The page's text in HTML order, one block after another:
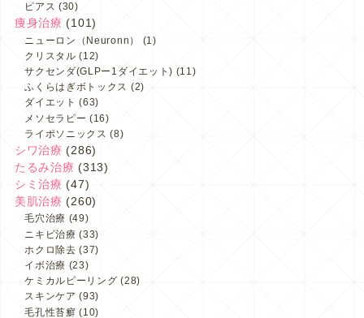
ピアス (30)
痩身治療 (101)
ニューロン（Neuronn）
(1)
クリスタル (12)
サクセンダ(GLPー1ダイエット) (11)
ふくらはぎボトックス (2)
ダイエット (63)
メソセラピー (16)
ライポソニックス (8)
シワ治療 (286)
たるみ治療 (313)
シミ治療 (47)
美肌治療 (260)
毛穴治療 (49)
ニキビ治療 (33)
ホクロ除去 (37)
イボ治療 (23)
ケミカルピーリング (28)
スキンケア (93)
毛孔性苔癬 (10)